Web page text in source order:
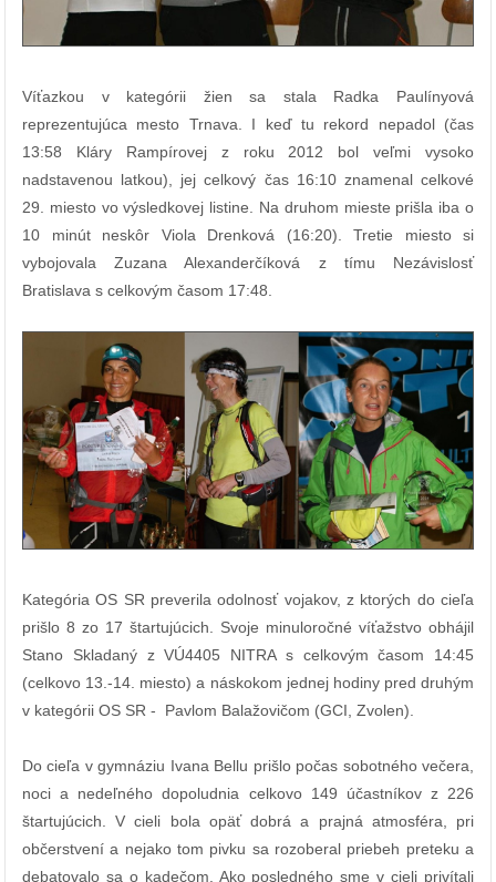
Víťazkou v kategórii žien sa stala Radka Paulínyová
reprezentujúca mesto Trnava. I keď tu rekord nepadol (čas
13:58 Kláry Rampírovej z roku 2012 bol veľmi vysoko
nadstavenou latkou), jej celkový čas 16:10 znamenal celkové
29. miesto vo výsledkovej listine. Na druhom mieste prišla iba o
10 minút neskôr Viola Drenková (16:20). Tretie miesto si
vybojovala Zuzana Alexanderčíková z tímu Nezávislosť
Bratislava s celkovým časom 17:48.
Kategória OS SR preverila odolnosť vojakov, z ktorých do cieľa
prišlo 8 zo 17 štartujúcich. Svoje minuloročné víťažstvo obhájil
Stano Skladaný z VÚ4405 NITRA s celkovým časom 14:45
(celkovo 13.-14. miesto) a náskokom jednej hodiny pred druhým
v kategórii OS SR - Pavlom Balažovičom (GCI, Zvolen).
Do cieľa v gymnáziu Ivana Bellu prišlo počas sobotného večera,
noci a nedeľného dopoludnia celkovo 149 účastníkov z 226
štartujúcich. V cieli bola opäť dobrá a prajná atmosféra, pri
občerstvení a nejako tom pivku sa rozoberal priebeh preteku a
debatovalo sa o kadečom. Ako posledného sme v cieli privítali